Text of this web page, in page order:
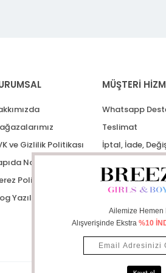
ve Gizlilik Politikası
Nakit Ödeme
Politikası
Yazıları
MÜŞTERİ
Whatsapp
Teslimat
İptal, İade,